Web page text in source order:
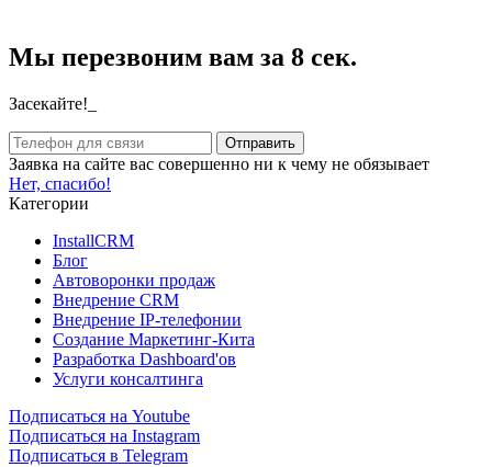
Мы перезвоним вам за 8 сек.
Засекайте!_
Заявка на сайте вас совершенно ни к чему не обязывает
Нет, спасибо!
Категории
InstallCRM
Блог
Автоворонки продаж
Внедрение CRM
Внедрение IP-телефонии
Создание Маркетинг-Кита
Разработка Dashboard'ов
Услуги консалтинга
Подписаться на Youtube
Подписаться на Instagram
Подписаться в Telegram